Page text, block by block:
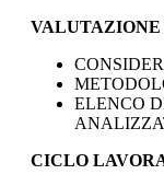
ELENCO
CICLO